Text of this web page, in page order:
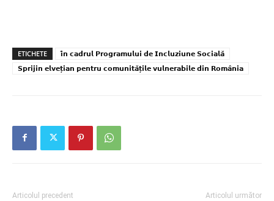
ETICHETE
𝗶̂𝗻 𝗰𝗮𝗱𝗿𝘂𝗹 𝗣𝗿𝗼𝗴𝗿𝗮𝗺𝘂𝗹𝘂𝗶 𝗱𝗲 𝗜𝗻𝗰𝗹𝘂𝘇𝗶𝘂𝗻𝗲 𝗦𝗼𝗰𝗶𝗮𝗹𝗮̆
𝗦𝗽𝗿𝗶𝗷𝗶𝗻 𝗲𝗹𝘃𝗲𝘁̦𝗶𝗮𝗻 𝗽𝗲𝗻𝘁𝗿𝘂 𝗰𝗼𝗺𝘂𝗻𝗶𝘁𝗮̆𝘁̦𝗶𝗹𝗲 𝘃𝘂𝗹𝗻𝗲𝗿𝗮𝗯𝗶𝗹𝗲 𝗱𝗶𝗻 𝗥𝗼𝗺𝗮̂𝗻𝗶𝗮
Articolul precedent Articolul următor